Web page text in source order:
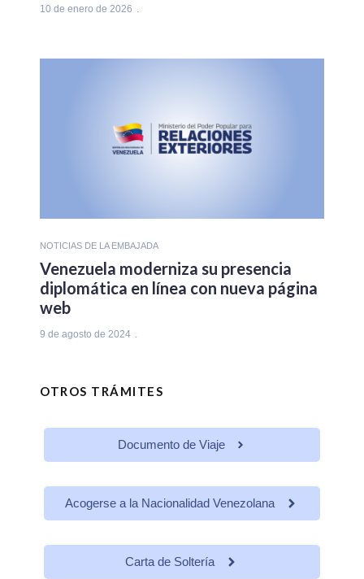
10 de enero de 2026
NOTICIAS DE LA EMBAJADA
Venezuela moderniza su presencia
diplomática en línea con nueva página
web
9 de agosto de 2024
OTROS TRÁMITES
Documento de Viaje
Acogerse a la Nacionalidad Venezolana
Carta de Soltería